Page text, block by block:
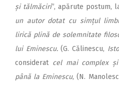
și tălmăciri”, apărute postum,
un autor dotat cu simțul
lirică plină de solemnitate
lui Eminescu.(G. Călinescu,
considerat cel mai complex
până la Eminescu, (N.